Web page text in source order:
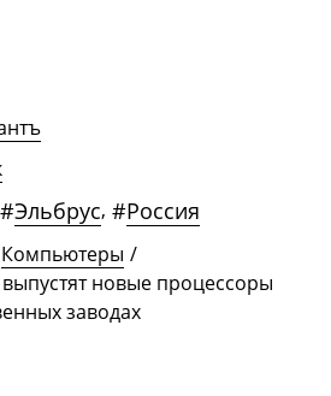
#Эльбрус, #Россия
Компьютеры /
новые процессоры
заводах